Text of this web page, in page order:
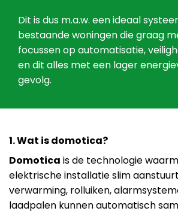
Dit is dus m.a.w. een ideaal
bestaande woningen die graag
focussen op automatisatie,
en dit alles met een lager
gevolg.
1. Wat is domotica?
Domotica is de technologie
elektrische installatie slim
verwarming, rolluiken,
laadpalen kunnen automatisch